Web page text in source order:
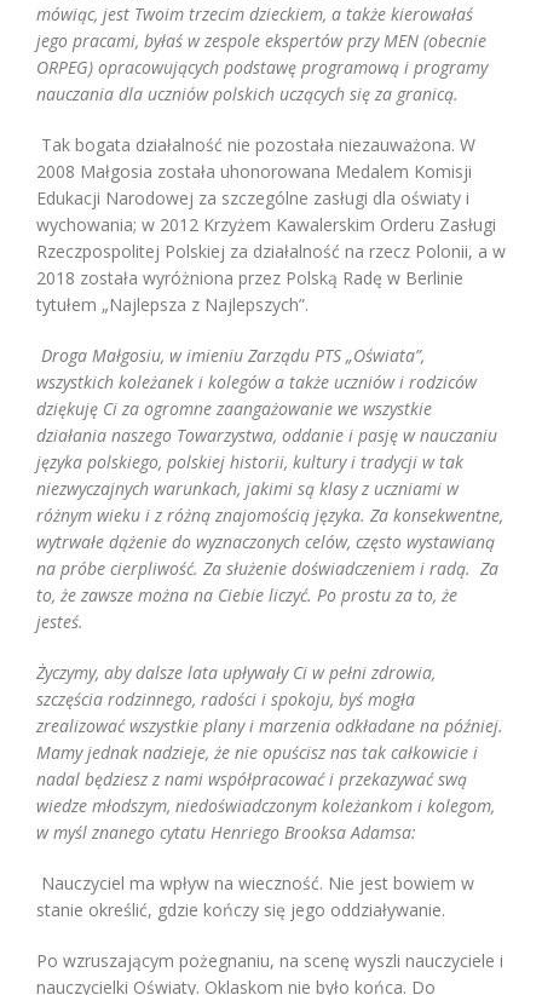
mówiąc, jest Twoim trzecim dzieckiem, a także kierowałaś
jego pracami, byłaś w zespole ekspertów przy MEN (obecnie
ORPEG) opracowujących podstawę programową i programy
nauczania dla uczniów polskich uczących się za granicą.
Tak bogata działalność nie pozostała niezauważona. W
2008 Małgosia została uhonorowana Medalem Komisji
Edukacji Narodowej za szczególne zasługi dla oświaty i
wychowania; w 2012 Krzyżem Kawalerskim Orderu Zasługi
Rzeczpospolitej Polskiej za działalność na rzecz Polonii, a w
2018 została wyróżniona przez Polską Radę w Berlinie
tytułem „Najlepsza z Najlepszych”.
Droga Małgosiu, w imieniu Zarządu PTS „Oświata”,
wszystkich koleżanek i kolegów a także uczniów i rodziców
dziękuję Ci za ogromne zaangażowanie we wszystkie
działania naszego Towarzystwa, oddanie i pasję w nauczaniu
języka polskiego, polskiej historii, kultury i tradycji w tak
niezwyczajnych warunkach, jakimi są klasy z uczniami w
różnym wieku i z różną znajomością języka. Za konsekwentne,
wytrwałe dążenie do wyznaczonych celów, często wystawianą
na próbe cierpliwość. Za służenie doświadczeniem i radą. Za
to, że zawsze można na Ciebie liczyć. Po prostu za to, że
jesteś.
Życzymy, aby dalsze lata upływały Ci w pełni zdrowia,
szczęścia rodzinnego, radości i spokoju, byś mogła
zrealizować wszystkie plany i marzenia odkładane na później.
Mamy jednak nadzieje, że nie opuścisz nas tak całkowicie i
nadal będziesz z nami współpracować i przekazywać swą
wiedze młodszym, niedoświadczonym koleżankom i kolegom,
w myśl znanego cytatu Henriego Brooksa Adamsa:
Nauczyciel ma wpływ na wieczność. Nie jest bowiem w
stanie określić, gdzie kończy się jego oddziaływanie.
Po wzruszającym pożegnaniu, na scenę wyszli nauczyciele i
nauczycielki Oświaty. Oklaskom nie było końca. Do